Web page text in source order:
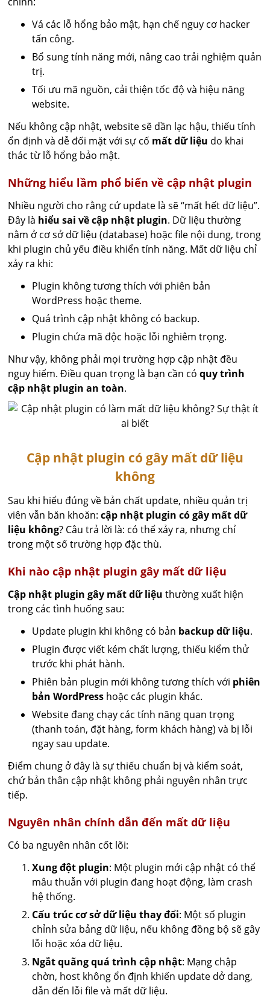
Vá các lỗ hổng bảo mật, hạn chế nguy cơ hacker
tấn công.
Bổ sung tính năng mới, nâng cao trải nghiệm quản
trị.
Tối ưu mã nguồn, cải thiện tốc độ và hiệu năng
website.
Nếu không cập nhật, website sẽ dần lạc hậu, thiếu tính
ổn định và dễ đối mặt với sự cố mất dữ liệu do khai
thác từ lỗ hổng bảo mật.
Những hiểu lầm phổ biến về cập nhật plugin
Nhiều người cho rằng cứ update là sẽ “mất hết dữ liệu”.
Đây là hiểu sai về cập nhật plugin. Dữ liệu thường
nằm ở cơ sở dữ liệu (database) hoặc file nội dung, trong
khi plugin chủ yếu điều khiển tính năng. Mất dữ liệu chỉ
xảy ra khi:
Plugin không tương thích với phiên bản
WordPress hoặc theme.
Quá trình cập nhật không có backup.
Plugin chứa mã độc hoặc lỗi nghiêm trọng.
Như vậy, không phải mọi trường hợp cập nhật đều
nguy hiểm. Điều quan trọng là bạn cần cóquy trình
cập nhật plugin an toàn.
Cập nhật plugin có gây mất dữ liệu
không
Sau khi hiểu đúng về bản chất update, nhiều quản trị
viên vẫn băn khoăn:cập nhật plugin có gây mất dữ
liệu không? Câu trả lời là: có thể xảy ra, nhưng chỉ
trong một số trường hợp đặc thù.
Khi nào cập nhật plugin gây mất dữ liệu
Cập nhật plugin gây mất dữ liệu thường xuất hiện
trong các tình huống sau:
Update plugin khi không có bản backup dữ liệu.
Plugin được viết kém chất lượng, thiếu kiểm thử
trước khi phát hành.
Phiên bản plugin mới không tương thích với phiên
bản WordPress hoặc các plugin khác.
Website đang chạy các tính năng quan trọng
(thanh toán, đặt hàng, form khách hàng) và bị lỗi
ngay sau update.
Điểm chung ở đây là sự thiếu chuẩn bị và kiểm soát,
chứ bản thân cập nhật không phải nguyên nhân trực
tiếp.
Nguyên nhân chính dẫn đến mất dữ liệu
Có ba nguyên nhân cốt lõi:
Xung đột plugin: Một plugin mới cập nhật có thể
mâu thuẫn với plugin đang hoạt động, làm crash
hệ thống.
Cấu trúc cơ sở dữ liệu thay đổi: Một số plugin
chỉnh sửa bảng dữ liệu, nếu không đồng bộ sẽ gây
lỗi hoặc xóa dữ liệu.
Ngắt quãng quá trình cập nhật: Mạng chập
chờn, host không ổn định khiến update dở dang,
dẫn đến lỗi file và mất dữ liệu.